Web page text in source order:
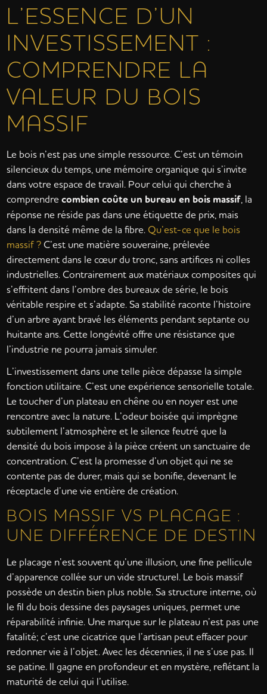
L’ESSENCE D’UN
INVESTISSEMENT :
COMPRENDRE LA
VALEUR DU BOIS
MASSIF
Le bois n’est pas une simple ressource. C’est un témoin
silencieux du temps, une mémoire organique qui s’invite
dans votre espace de travail. Pour celui qui cherche à
comprendrecombien coûte un bureau en bois massif , la
réponse ne réside pas dans une étiquette de prix, mais
dans la densité même de la fibre.Qu’est-ce que le bois
massif ?C’est une matière souveraine, prélevée
directement dans le cœur du tronc, sans artifices ni colles
industrielles. Contrairement aux matériaux composites qui
s’effritent dans l’ombre des bureaux de série, le bois
véritable respire et s’adapte. Sa stabilité raconte l’histoire
d’un arbre ayant bravé les éléments pendant septante ou
huitante ans. Cette longévité offre une résistance que
l’industrie ne pourra jamais simuler.
L’investissement dans une telle pièce dépasse la simple
fonction utilitaire. C’est une expérience sensorielle totale.
Le toucher d’un plateau en chêne ou en noyer est une
rencontre avec la nature. L’odeur boisée qui imprègne
subtilement l’atmosphère et le silence feutré que la
densité du bois impose à la pièce créent un sanctuaire de
concentration. C’est la promesse d’un objet qui ne se
contente pas de durer, mais qui se bonifie, devenant le
réceptacle d’une vie entière de création.
BOIS MASSIF VS PLACAGE :
UNE DIFFÉRENCE DE DESTIN
Le placage n’est souvent qu’une illusion, une fine pellicule
d’apparence collée sur un vide structurel. Le bois massif
possède un destin bien plus noble. Sa structure interne, où
le fil du bois dessine des paysages uniques, permet une
réparabilité infinie. Une marque sur le plateau n’est pas une
fatalité; c’est une cicatrice que l’artisan peut effacer pour
redonner vie à l’objet. Avec les décennies, il ne s’use pas. Il
se patine. Il gagne en profondeur et en mystère, reflétant la
maturité de celui qui l’utilise.